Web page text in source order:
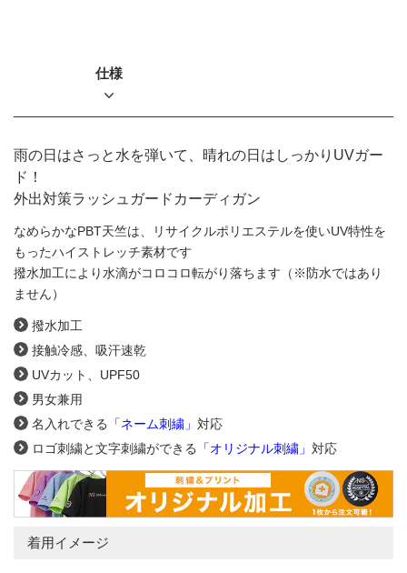
仕様
雨の日はさっと水を弾いて、晴れの日はしっかりUVガー
ド！
外出対策ラッシュガードカーディガン
なめらかなPBT天竺は、リサイクルポリエステルを使いUV特性を
もったハイストレッチ素材です
撥水加工により水滴がコロコロ転がり落ちます（※防水ではあり
ません）
撥水加工
接触冷感、吸汗速乾
UVカット、UPF50
男女兼用
名入れできる
「ネーム刺繍」 対応
ロゴ刺繍と文字刺繍ができる
「オリジナル刺繍」 対応
着用イメージ